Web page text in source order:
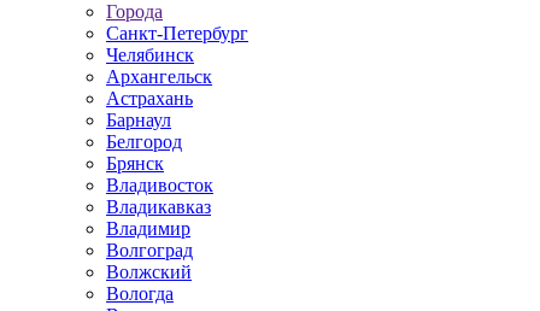
Города
Санкт-Петербург
Челябинск
Архангельск
Астрахань
Барнаул
Белгород
Брянск
Владивосток
Владикавказ
Владимир
Волгоград
Волжский
Вологда